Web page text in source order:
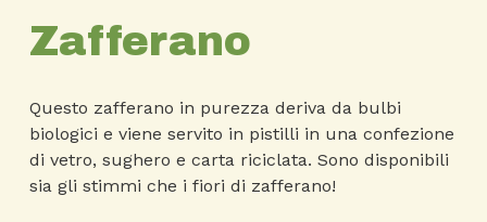
Zafferano
Questo zafferano in purezza deriva da bulbi
biologici e viene servito in pistilli in una confezione
di vetro, sughero e carta riciclata. Sono disponibili
sia gli stimmi che i fiori di zafferano!